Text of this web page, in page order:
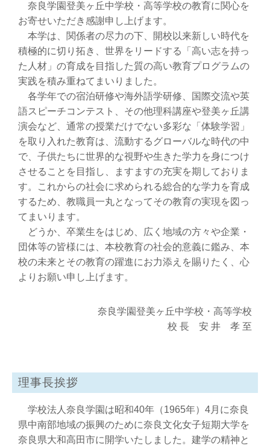
奈良学園登美ヶ丘中学校・高等学校の教育に関心を
お寄せいただき感謝申し上げます。
本学は、関係者の尽力の下、開校以来新しい時代を
積極的に切り拓き、世界をリードする「高い志を持っ
た人材」の育成を目指した質の高い教育プログラムの
実践を積み重ねてまいりました。
各学年での宿泊研修や海外語学研修、国際交流や英
語スピーチコンテスト、その他理科講座や登美ヶ丘講
演会など、通常の授業だけでない多彩な「体験学習」
を取り入れた教育は、流動するグローバルな時代の中
で、子供たちに世界的な視野や生きた学力を身につけ
させることを目指し、ますますの充実を期しておりま
す。これからの社会に求められる総合的な学力を育成
するため、教職員一丸となってその教育の実現を図っ
てまいります。
どうか、卒業生をはじめ、広く地域の方々や企業・
団体等の皆様には、本校教育の社会的意義に鑑み、本
校の未来とその教育の躍進にお力添えを賜りたく、心
よりお願い申し上げます。
奈良学園登美ヶ丘中学校・高等学校
校 長 安 井 孝 至
理事長挨拶
学校法人奈良学園は昭和40年（1965年）4月に奈良
県中南部地域の振興のために奈良文化女子短期大学を
奈良県大和高田市に開学いたしました。建学の精神と